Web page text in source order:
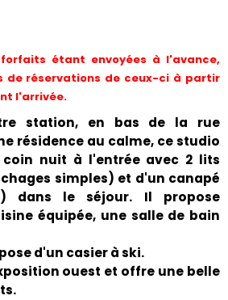
étant envoyées à l'avance,
de réservations de ceux-ci à partir
l'arrivée.
station, en bas de la rue
résidence au calme, ce studio
coin nuit à l'entrée avec 2 lits
simples) et d'un canapé
dans le séjour. Il propose
équipée, une salle de bain
d'un casier à ski.
ouest et offre une belle